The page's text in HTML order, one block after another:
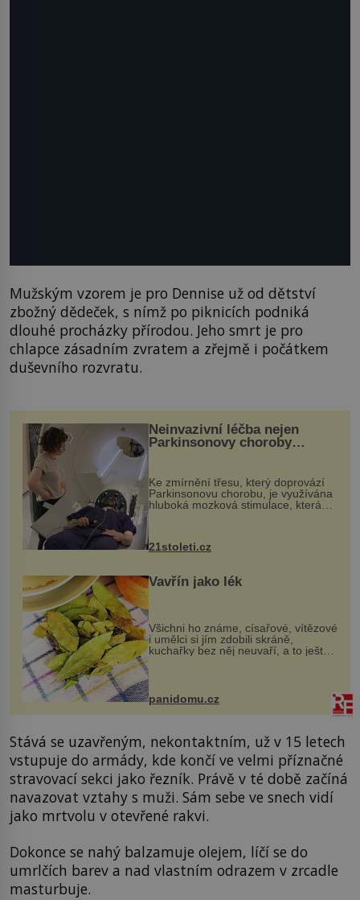
Mužským vzorem je pro Dennise už od dětství
zbožný dědeček, s nímž po piknicích podniká
dlouhé procházky přírodou. Jeho smrt je pro
chlapce zásadním zvratem a zřejmě i počátkem
duševního rozvratu.
Neinvazivní léčba nejen
Parkinsonovy choroby
Ke zmírnění třesu, který doprovází
Parkinsonovu chorobu, je využívána
hluboká mozková stimulace, která
však vyžaduje vysoce invazivní
k dostatečně přesnému zacílení ...
21stoleti.cz
Vavřín jako lék
Všichni ho známe, císařové, vítězové
i umělci si jím zdobili skráně,
kuchařky bez něj neuvaří, a to ještě
nevíte, že bobkový list může výrazně
zmírnit některé naše neduhy.
Obsahuje v malém množství ně...
panidomu.cz
Stává se uzavřeným, nekontaktním, už v 15 letech
vstupuje do armády, kde končí ve velmi příznačné
stravovací sekci jako řezník. Právě v té době začíná
navazovat vztahy s muži. Sám sebe ve snech vidí
jako mrtvolu v otevřené rakvi.
Dokonce se nahý balzamuje olejem, líčí se do
umrlčích barev a nad vlastním odrazem v zrcadle
masturbuje.